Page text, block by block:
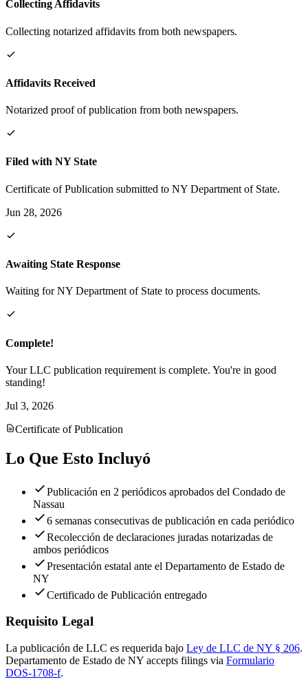
Collecting Affidavits
Collecting notarized affidavits from both newspapers.
Affidavits Received
Notarized proof of publication from both newspapers.
Filed with NY State
Certificate of Publication submitted to NY Department of State.
Jun 28, 2026
Awaiting State Response
Waiting for NY Department of State to process documents.
Complete!
Your LLC publication requirement is complete. You're in good
standing!
Jul 3, 2026
Certificate of Publication
Lo Que Esto Incluyó
Publicación en 2 periódicos aprobados del Condado de
Nassau
6 semanas consecutivas de publicación en cada periódico
Recolección de declaraciones juradas notarizadas de
ambos periódicos
Presentación estatal ante el Departamento de Estado de
NY
Certificado de Publicación entregado
Requisito Legal
La publicación de LLC es requerida bajo Ley de LLC de NY § 206.
Departamento de Estado de NY accepts filings via Formulario
DOS-1708-f.